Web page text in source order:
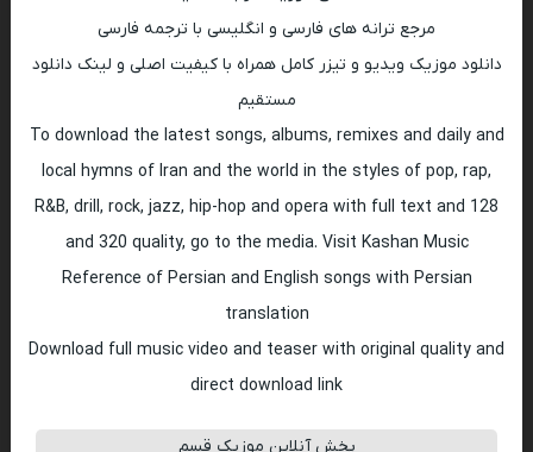
مرجع ترانه های فارسی و انگلیسی با ترجمه فارسی
دانلود موزیک ویدیو و تیزر کامل همراه با کیفیت اصلی و لینک دانلود
مستقیم
To download the latest songs, albums, remixes and daily and
local hymns of Iran and the world in the styles of pop, rap,
R&B, drill, rock, jazz, hip-hop and opera with full text and 128
and 320 quality, go to the media. Visit Kashan Music
Reference of Persian and English songs with Persian
translation
Download full music video and teaser with original quality and
direct download link
پخش آنلاین موزیک قسم